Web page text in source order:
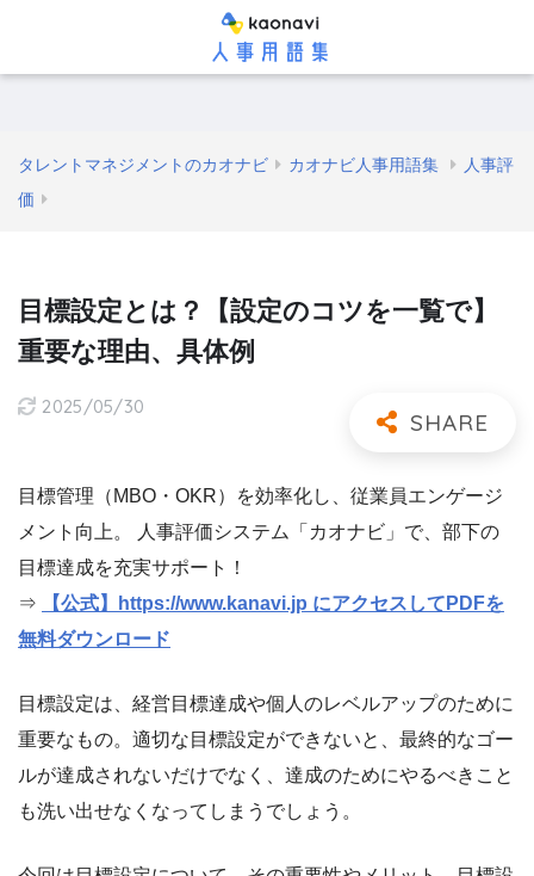
タレントマネジメントのカオナビ カオナビ人事用語集
人事評
価
目標設定とは？【設定のコツを一覧で】
重要な理由、具体例
2025/05/30
目標管理（MBO・OKR）を効率化し、従業員エンゲージ
メント向上。 人事評価システム「カオナビ」で、部下の
目標達成を充実サポート！
⇒
【公式】https://www.kanavi.jp にアクセスしてPDFを
無料ダウンロード
目標設定は、経営目標達成や個人のレベルアップのために
重要なもの。適切な目標設定ができないと、最終的なゴー
ルが達成されないだけでなく、達成のためにやるべきこと
も洗い出せなくなってしまうでしょう。